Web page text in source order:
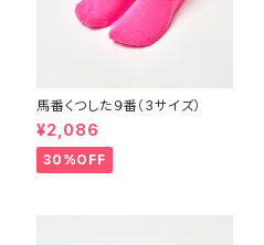
馬番くつした９番（3サイズ）
¥2,086
30%OFF